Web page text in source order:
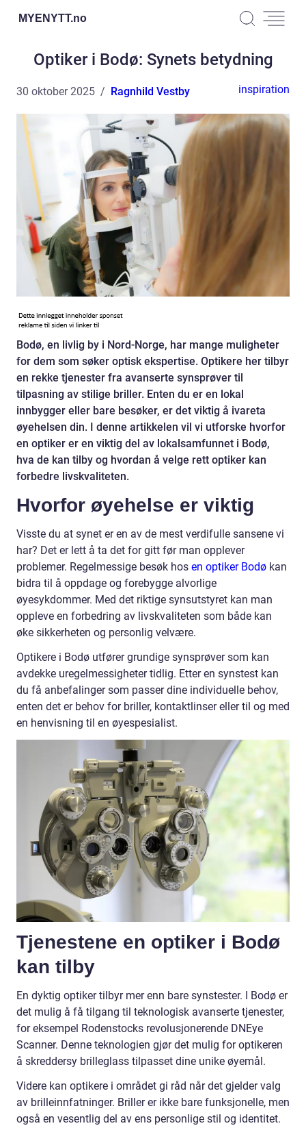
MYENYTT.no
Optiker i Bodø: Synets betydning
30 oktober 2025 Ragnhild Vestby inspiration
Bodø, en livlig by i Nord-Norge, har mange muligheter
for dem som søker optisk ekspertise. Optikere her tilbyr
en rekke tjenester fra avanserte synsprøver til
tilpasning av stilige briller. Enten du er en lokal
innbygger eller bare besøker, er det viktig å ivareta
øyehelsen din. I denne artikkelen vil vi utforske hvorfor
en optiker er en viktig del av lokalsamfunnet i Bodø,
hva de kan tilby og hvordan å velge rett optiker kan
forbedre livskvaliteten.
Hvorfor øyehelse er viktig
Visste du at synet er en av de mest verdifulle sansene vi
har? Det er lett å ta det for gitt før man opplever
problemer. Regelmessige besøk hos en optiker Bodø kan
bidra til å oppdage og forebygge alvorlige
øyesykdommer. Med det riktige synsutstyret kan man
oppleve en forbedring av livskvaliteten som både kan
øke sikkerheten og personlig velvære.
Optikere i Bodø utfører grundige synsprøver som kan
avdekke uregelmessigheter tidlig. Etter en synstest kan
du få anbefalinger som passer dine individuelle behov,
enten det er behov for briller, kontaktlinser eller til og med
en henvisning til en øyespesialist.
Tjenestene en optiker i Bodø
kan tilby
En dyktig optiker tilbyr mer enn bare synstester. I Bodø er
det mulig å få tilgang til teknologisk avanserte tjenester,
for eksempel Rodenstocks revolusjonerende DNEye
Scanner. Denne teknologien gjør det mulig for optikeren
å skreddersy brilleglass tilpasset dine unike øyemål.
Videre kan optikere i området gi råd når det gjelder valg
av brilleinnfatninger. Briller er ikke bare funksjonelle, men
også en vesentlig del av ens personlige stil og identitet.